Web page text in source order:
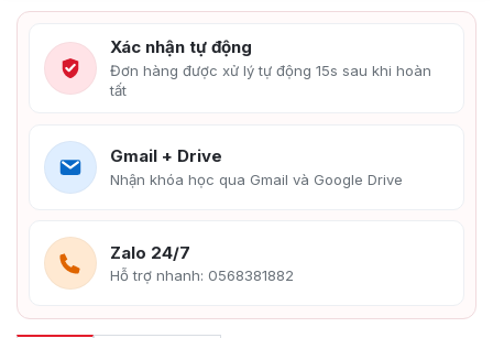
Xác nhận tự động
Đơn hàng được xử lý tự động 15s sau khi hoàn
tất
Gmail + Drive
Nhận khóa học qua Gmail và Google Drive
Zalo 24/7
Hỗ trợ nhanh: 0568381882